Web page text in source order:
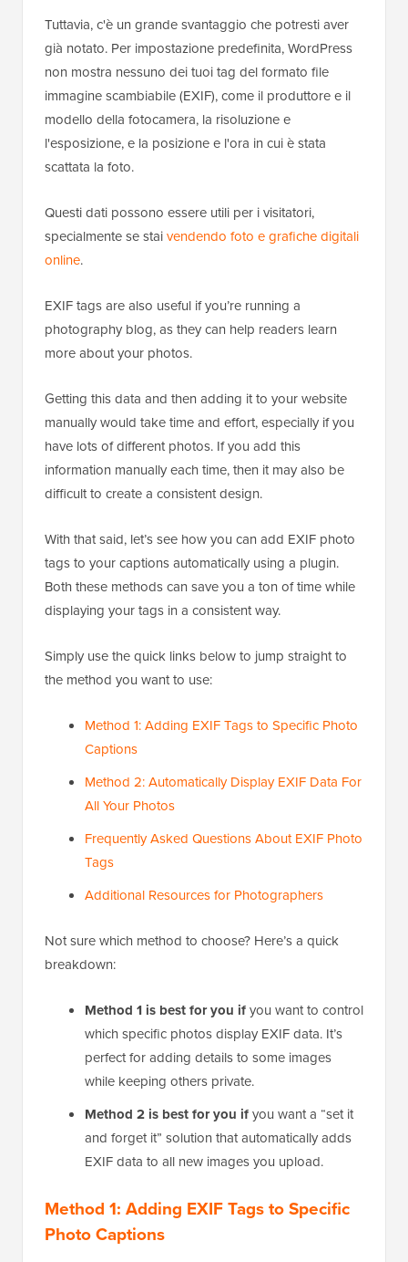
Tuttavia, c'è un grande svantaggio che potresti aver
già notato. Per impostazione predefinita, WordPress
non mostra nessuno dei tuoi tag del formato file
immagine scambiabile (EXIF), come il produttore e il
modello della fotocamera, la risoluzione e
l'esposizione, e la posizione e l'ora in cui è stata
scattata la foto.
Questi dati possono essere utili per i visitatori,
specialmente se staivendendo foto e grafiche digitali
online.
EXIF tags are also useful if you’re running a
photography blog, as they can help readers learn
more about your photos.
Getting this data and then adding it to your website
manually would take time and effort, especially if you
have lots of different photos. If you add this
information manually each time, then it may also be
difficult to create a consistent design.
With that said, let’s see how you can add EXIF photo
tags to your captions automatically using a plugin.
Both these methods can save you a ton of time while
displaying your tags in a consistent way.
Simply use the quick links below to jump straight to
the method you want to use:
Method 1: Adding EXIF Tags to Specific Photo
Captions
Method 2: Automatically Display EXIF Data For
All Your Photos
Frequently Asked Questions About EXIF Photo
Tags
Additional Resources for Photographers
Not sure which method to choose? Here’s a quick
breakdown:
Method 1 is best for you ifyou want to control
which specific photos display EXIF data. It’s
perfect for adding details to some images
while keeping others private.
Method 2 is best for you ifyou want a “set it
and forget it” solution that automatically adds
EXIF data to all new images you upload.
Method 1: Adding EXIF Tags to Specific
Photo Captions